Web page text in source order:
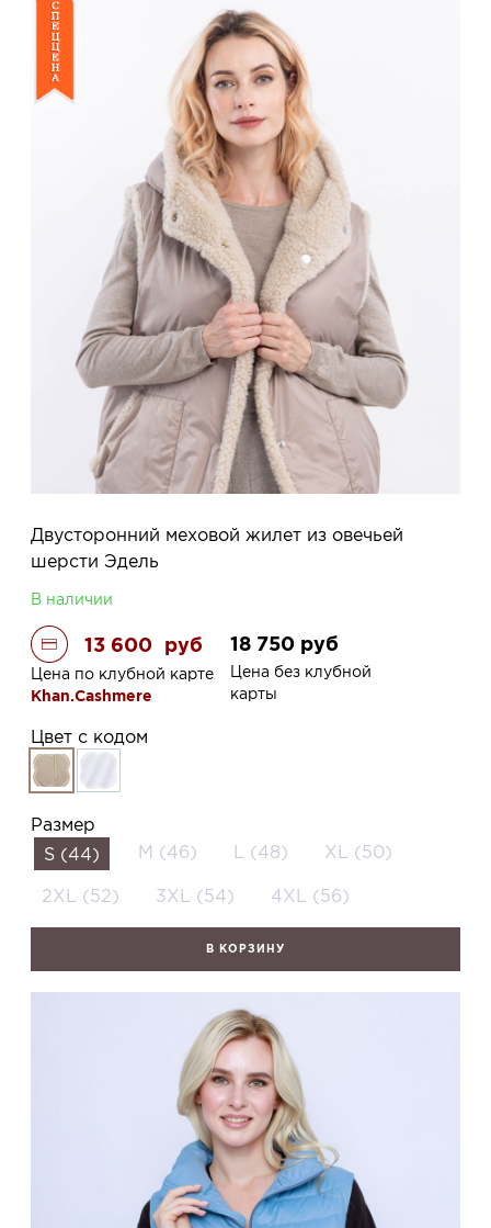
Двусторонний меховой жилет из овечьей
шерсти Эдель
В наличии
13 600 руб
Цена по клубной карте
Khan.Cashmere
18 750 руб
Цена без клубной
карты
Цвет с кодом
Размер
S (44)
M (46) L (48) XL (50)
2XL (52) 3XL (54) 4XL (56)
В КОРЗИНУ